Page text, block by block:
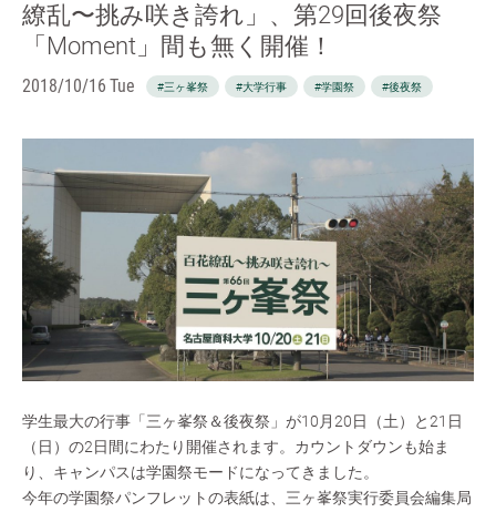
繚乱〜挑み咲き誇れ」、第29回後夜祭
「Moment」間も無く開催！
2018/10/16 Tue #三ヶ峯祭 #大学行事 #学園祭 #後夜祭
学生最大の行事「三ヶ峯祭＆後夜祭」が10月20日（土）と21日
（日）の2日間にわたり開催されます。カウントダウンも始ま
り、キャンパスは学園祭モードになってきました。
今年の学園祭パンフレットの表紙は、三ヶ峯祭実行委員会編集局